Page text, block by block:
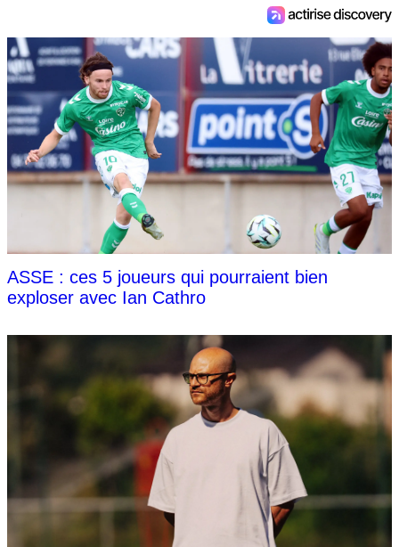
ASSE : ces 5 joueurs qui pourraient bien
exploser avec Ian Cathro